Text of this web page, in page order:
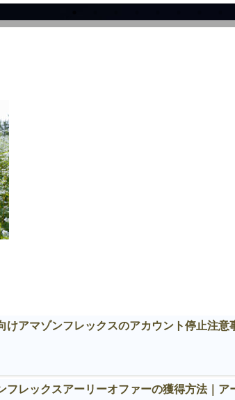
けアマゾンフレックスのアカウント停止注
フレックスアーリーオファーの獲得方法｜ア